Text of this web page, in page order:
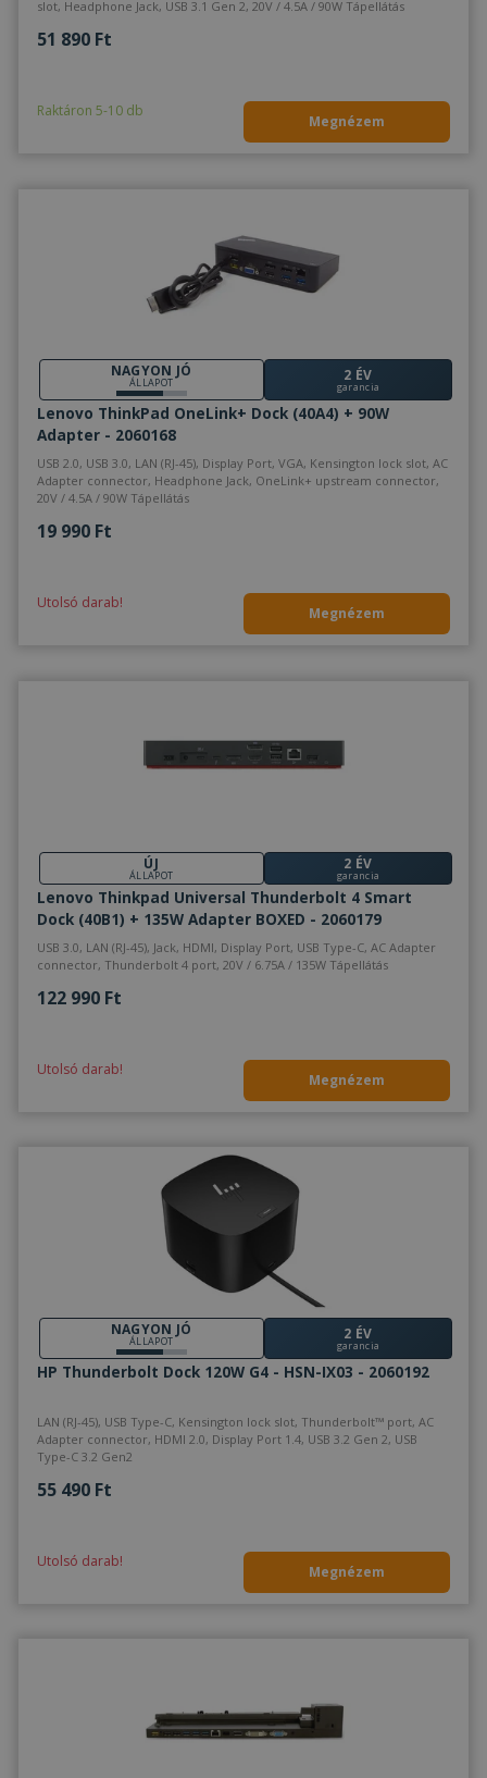
slot, Headphone Jack, USB 3.1 Gen 2, 20V / 4.5A / 90W Tápellátás
51 890 Ft
Raktáron 5-10 db
Megnézem
NAGYON JÓ
ÁLLAPOT 2 ÉV
garancia
Lenovo ThinkPad OneLink+ Dock (40A4) + 90W
Adapter - 2060168
USB 2.0, USB 3.0, LAN (RJ-45), Display Port, VGA, Kensington lock slot, AC
Adapter connector, Headphone Jack, OneLink+ upstream connector,
20V / 4.5A / 90W Tápellátás
19 990 Ft
Utolsó darab!
Megnézem
ÚJ
ÁLLAPOT
2 ÉV
garancia
Lenovo Thinkpad Universal Thunderbolt 4 Smart
Dock (40B1) + 135W Adapter BOXED - 2060179
USB 3.0, LAN (RJ-45), Jack, HDMI, Display Port, USB Type-C, AC Adapter
connector, Thunderbolt 4 port, 20V / 6.75A / 135W Tápellátás
122 990 Ft
Utolsó darab!
Megnézem
NAGYON JÓ
ÁLLAPOT 2 ÉV
garancia
HP Thunderbolt Dock 120W G4 - HSN-IX03 - 2060192
LAN (RJ-45), USB Type-C, Kensington lock slot, Thunderbolt™ port, AC
Adapter connector, HDMI 2.0, Display Port 1.4, USB 3.2 Gen 2, USB
Type-C 3.2 Gen2
55 490 Ft
Utolsó darab!
Megnézem